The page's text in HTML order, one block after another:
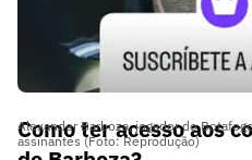
Alexander Barboza, jogador do
assinantes (Foto: Reprodução)
Como ter acesso aos